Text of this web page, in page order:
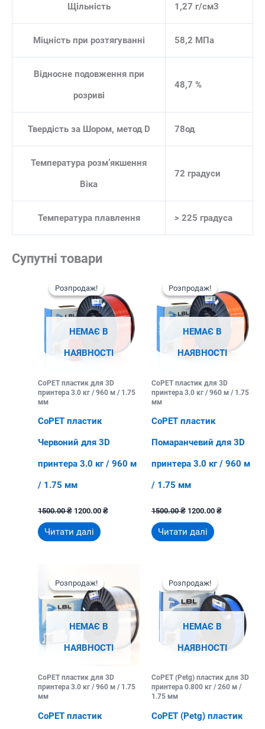
Щільність 1,27 г/см3
Міцність при розтягуванні 58,2 МПа
Відносне подовження при
розриві
48,7 %
Твердість за Шором, метод D 78од
Температура розм’якшення
Віка
72 градуси
Температура плавлення > 225 градуса
Супутні товари
Розпродаж!
НЕМАЄ В
НАЯВНОСТІ
Розпродаж!
CoPET пластик для 3D
принтера 3.0 кг / 960 м / 1.75
мм
CoPET пластик
Червоний для 3D
принтера 3.0 кг / 960 м
/ 1.75 мм
1500.00₴ ціна:
1500.00 ₴.
1200.00 ₴ціна:
Читати далі
Розпродаж!
НЕМАЄ В
НАЯВНОСТІ
Розпродаж!
CoPET пластик для 3D
принтера 3.0 кг / 960 м / 1.75
мм
CoPET пластик
Помаранчевий для 3D
принтера 3.0 кг / 960 м
/ 1.75 мм
1500.00₴ ціна:
1500.00 ₴.
1200.00 ₴ціна:
Читати далі
Розпродаж!
НЕМАЄ В
НАЯВНОСТІ
Розпродаж!
CoPET пластик для 3D
принтера 3.0 кг / 960 м / 1.75
мм
CoPET пластик
Розпродаж!
НЕМАЄ В
НАЯВНОСТІ
Розпродаж!
CoPET (Petg) пластик для 3D
принтера 0.800 кг / 260 м /
1.75 мм
CoPET (Petg) пластик